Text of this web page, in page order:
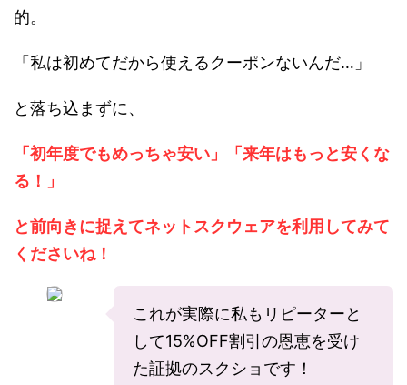
的。
「私は初めてだから使えるクーポンないんだ…」
と落ち込まずに、
「初年度でもめっちゃ安い」「来年はもっと安くな
る！」
と前向きに捉えてネットスクウェアを利用してみて
くださいね！
これが実際に私もリピーターと
して15%OFF割引の恩恵を受け
た証拠のスクショです！